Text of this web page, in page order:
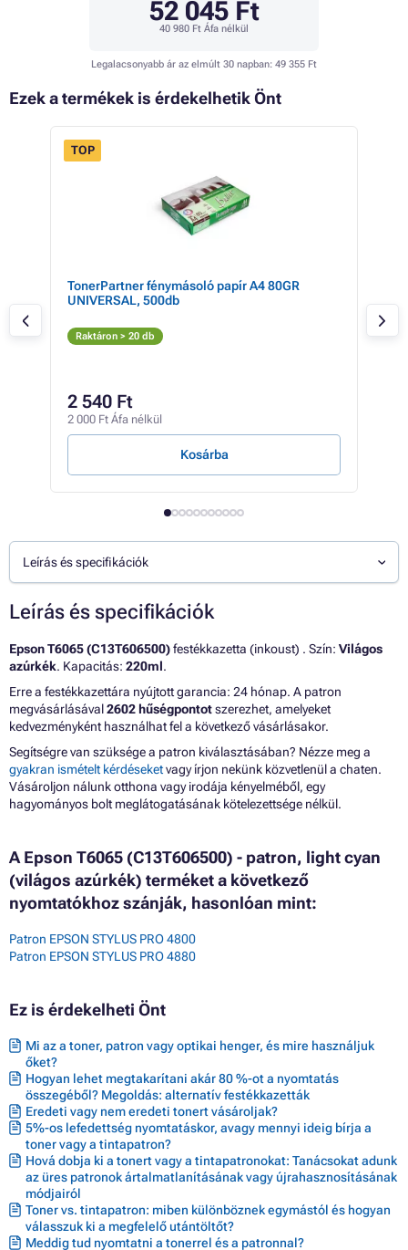
52 045 Ft
40 980 Ft Áfa nélkül
Legalacsonyabb ár az elmúlt 30 napban: 49 355 Ft
Ezek a termékek is érdekelhetik Önt
TOP
TonerPartner fénymásoló papír A4 80GR
UNIVERSAL, 500db
Raktáron > 20 db
2 540 Ft
2 000 Ft Áfa nélkül
Kosárba
Leírás és specifikációk
Leírás és specifikációk
Epson T6065 (C13T606500)festékkazetta (inkoust) . Szín: Világos
azúrkék. Kapacitás: 220ml.
Erre a festékkazettára nyújtott garancia: 24 hónap. A patron
megvásárlásával2602 hűségpontotszerezhet, amelyeket
kedvezményként használhat fel a következő vásárlásakor.
Segítségre van szüksége a patron kiválasztásában? Nézze meg a
gyakran ismételt kérdéseketvagy írjon nekünk közvetlenül a chaten.
Vásároljon nálunk otthona vagy irodája kényelméből, egy
hagyományos bolt meglátogatásának kötelezettsége nélkül.
A Epson T6065 (C13T606500) - patron, light cyan
(világos azúrkék) terméket a következő
nyomtatókhoz szánják, hasonlóan mint:
Patron EPSON STYLUS PRO 4800
Patron EPSON STYLUS PRO 4880
Ez is érdekelheti Önt
Mi az a toner, patron vagy optikai henger, és mire használjuk
őket?
Hogyan lehet megtakarítani akár 80 %-ot a nyomtatás
összegéből? Megoldás: alternatív festékkazetták
Eredeti vagy nem eredeti tonert vásároljak?
5%-os lefedettség nyomtatáskor, avagy mennyi ideig bírja a
toner vagy a tintapatron?
Hová dobja ki a tonert vagy a tintapatronokat: Tanácsokat adunk
az üres patronok ártalmatlanításának vagy újrahasznosításának
módjairól
Toner vs. tintapatron: miben különböznek egymástól és hogyan
válasszuk ki a megfelelő utántöltőt?
Meddig tud nyomtatni a tonerrel és a patronnal?